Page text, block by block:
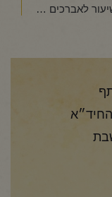
החיד"א-שיעור לאברכים פרשת "מטות"-כ"ו תמוז תשפ"ד
החיד״א